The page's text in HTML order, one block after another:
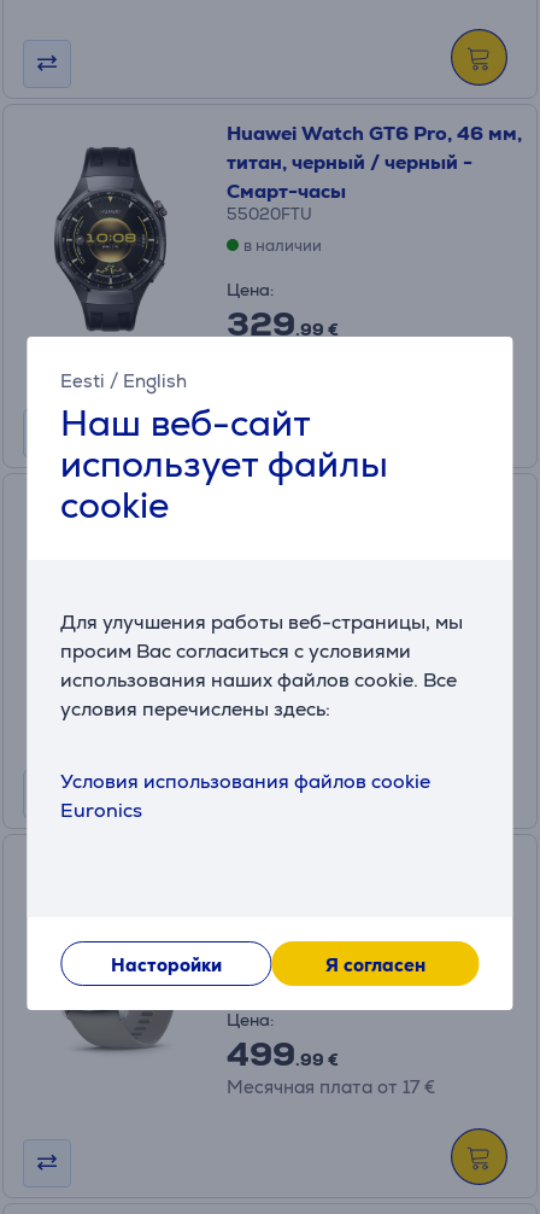
Eesti / English
Наш веб-сайт
использует файлы
cookie
Для улучшения работы веб-страницы, мы
просим Вас согласиться с условиями
использования наших файлов cookie. Все
условия перечислены здесь:
Условия использования файлов cookie
Euronics
Насторойки Я согласен
Huawei Watch GT6 Pro, 46 мм,
титан, черный / черный -
Смарт-часы
55020FTU
в наличии
Цена:
329.99 €
Цена:
189.99 €
Месячная плата от 7 €
010-03014-01
в наличии
Цена:
499.99 €
Месячная плата от 17 €